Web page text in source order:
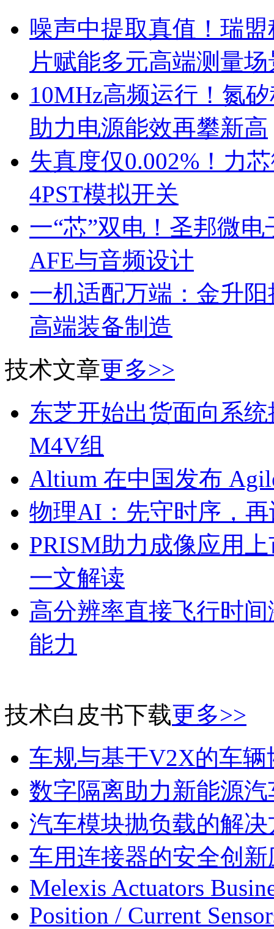
噪声中提取真值！瑞
片赋能多元高端测量场
10MHz高频运行！氮
助力电源能效再攀新高
失真度仅0.002%！力
4PST模拟开关
一“芯”双电！圣邦微
AFE与音频设计
一机适配万端：金升
高端装备制造
技术文章更多>>
东芝开始出货面向系
M4V组
Altium 在中国发布
物理AI：先守时序，
PRISM助力成像应用
一文解读
高分辨率直接飞行时
能力
技术白皮书下载更多>>
车规与基于V2X的车
数字隔离助力新能源
汽车模块抛负载的解决
车用连接器的安全创新
Melexis Actuators
Position / Current